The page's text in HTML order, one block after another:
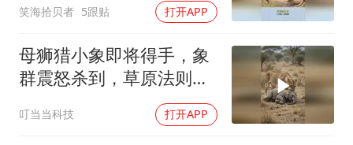
41岁女子为鼓励女儿考上985研究生
总书记关心百姓身边这些民生大事
笑海拾贝者 5跟贴 打开APP
母狮猎小象即将得手，象
群震怒杀到，草原法则瞬
叮当当科技 打开APP